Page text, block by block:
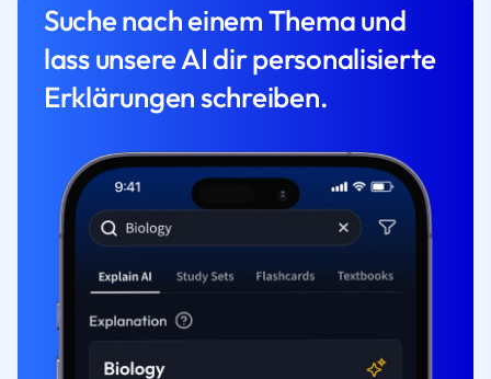
Suche nach einem Thema und
lass unsere AI dir personalisierte
Erklärungen schreiben.